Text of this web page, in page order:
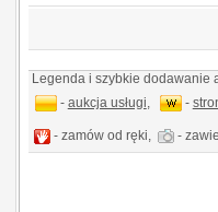
Legenda i szybkie dodawanie
- aukcja usługi, -
- zamów od ręki, -